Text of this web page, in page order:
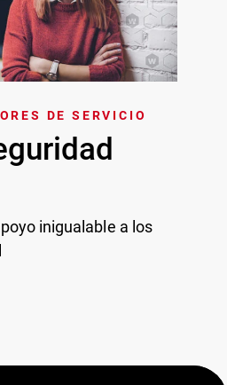
DE SERVICIO
inigualable a los